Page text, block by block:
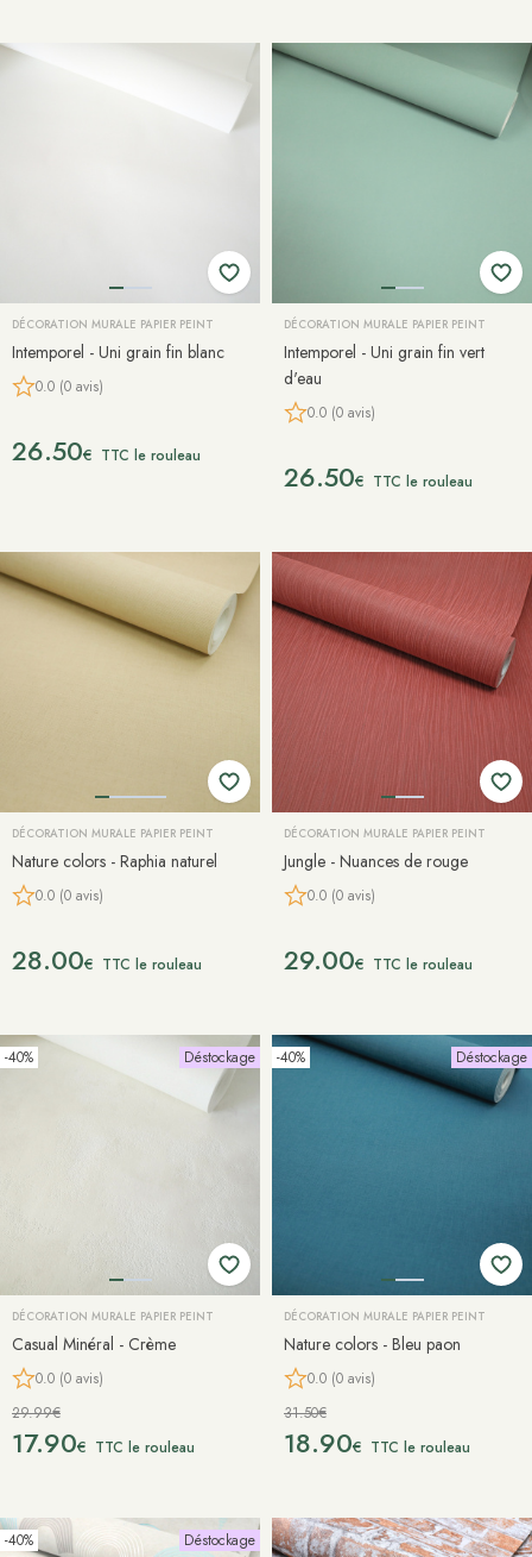
DÉCORATION MURALE PAPIER PEINT
Intemporel - Uni grain fin blanc
0.0 (0 avis)
26.50€ TTC le rouleau
DÉCORATION MURALE PAPIER PEINT
Intemporel - Uni grain fin vert
d'eau
0.0 (0 avis)
26.50€ TTC le rouleau
DÉCORATION MURALE PAPIER PEINT
Nature colors - Raphia naturel
0.0 (0 avis)
28.00€ TTC le rouleau
DÉCORATION MURALE PAPIER PEINT
Jungle - Nuances de rouge
0.0 (0 avis)
29.00€ TTC le rouleau
-40% Déstockage
DÉCORATION MURALE PAPIER PEINT
Casual Minéral - Crème
0.0 (0 avis)
29.99€
17.90€ TTC le rouleau
-40% Déstockage
DÉCORATION MURALE PAPIER PEINT
Nature colors - Bleu paon
0.0 (0 avis)
31.50€
18.90€ TTC le rouleau
-40% Déstockage